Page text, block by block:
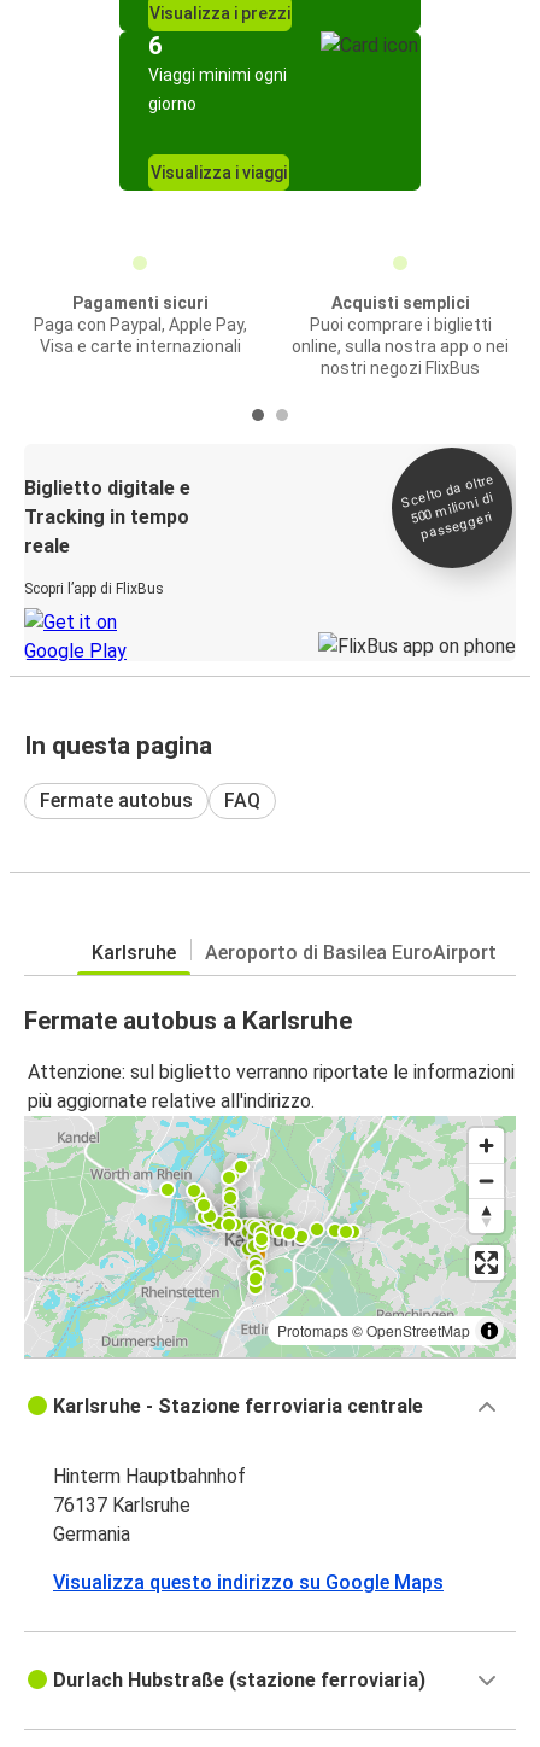
Visualizza i prezzi
6
Viaggi minimi ogni
giorno
Visualizza i viaggi
Pagamenti sicuri
Paga con Paypal, Apple Pay,
Visa e carte internazionali
Acquisti semplici
Puoi comprare i biglietti
online, sulla nostra app o nei
nostri negozi FlixBus
Biglietto digitale e
Tracking in tempo
reale
Scopri l’app di FlixBus
Scelto da oltre
500
milioni di
passeggeri
In questa pagina
Fermate autobus FAQ
Karlsruhe Aeroporto di Basilea EuroAirport
Fermate autobus a Karlsruhe
Attenzione: sul biglietto verranno riportate le informazioni
più aggiornate relative all'indirizzo.
Protomaps©OpenStreetMap
Karlsruhe - Stazione ferroviaria centrale
Hinterm Hauptbahnhof
76137 Karlsruhe
Germania
Visualizza questo indirizzo su Google Maps
Durlach Hubstraße (stazione ferroviaria)